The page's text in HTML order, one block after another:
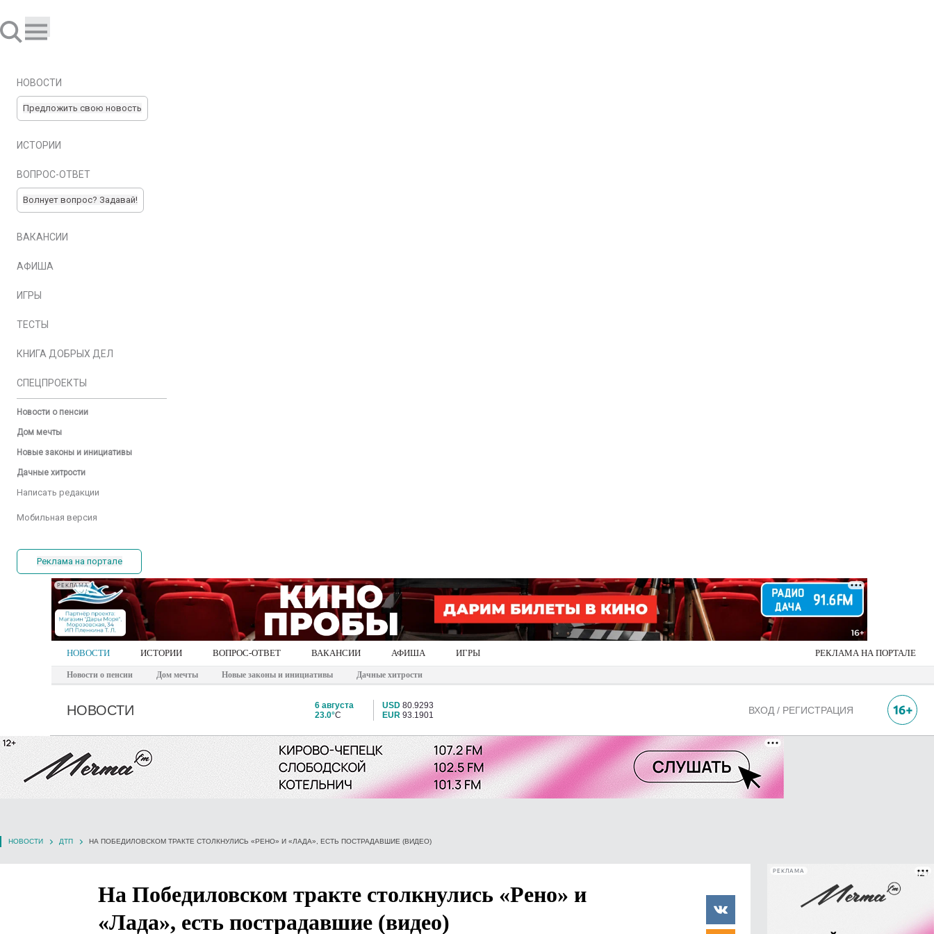
НОВОСТИ
Предложить свою новость
ИСТОРИИ
ВОПРОС-ОТВЕТ
Волнует вопрос? Задавай!
ВАКАНСИИ
АФИША
ИГРЫ
ТЕСТЫ
КНИГА ДОБРЫХ ДЕЛ
СПЕЦПРОЕКТЫ
Новости о пенсии
Дом мечты
Новые законы и инициативы
Дачные хитрости
Написать редакции
Мобильная версия
Реклама на портале
РЕКЛАМА
НОВОСТИ ИСТОРИИ ВОПРОС-ОТВЕТ ВАКАНСИИ АФИША ИГРЫ РЕКЛАМА НА ПОРТАЛЕ
Новости о пенсии Дом мечты Новые законы и инициативы Дачные хитрости
НОВОСТИ
6 августа
23.0°C
USD 80.9293
EUR 93.1901 ВХОД / РЕГИСТРАЦИЯ
НОВОСТИ ДТП НА ПОБЕДИЛОВСКОМ ТРАКТЕ СТОЛКНУЛИСЬ «РЕНО» И «ЛАДА», ЕСТЬ ПОСТРАДАВШИЕ (ВИДЕО)
На Победиловском тракте столкнулись «Рено» и
«Лада», есть пострадавшие (видео)
РЕКЛАМА